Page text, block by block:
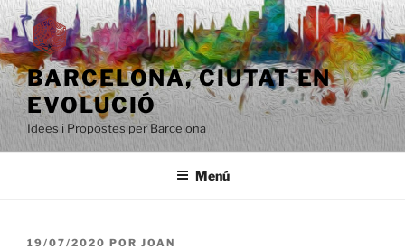
Saltar
al
contenido
BARCELONA, ​​CIUTAT EN
EVOLUCIÓ
Idees i Propostes per Barcelona
Menú
PUBLICADO
19/07/2020 POR JOAN